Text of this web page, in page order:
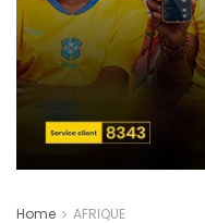
Home AFRIQUE